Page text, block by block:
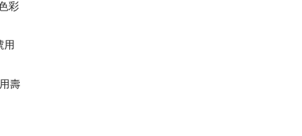
彩
用
壽